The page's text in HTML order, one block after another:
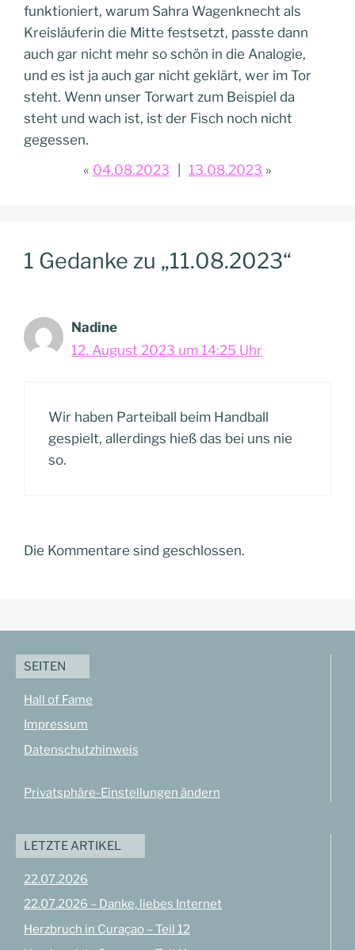
funktioniert, warum Sahra Wagenknecht als
Kreisläuferin die Mitte festsetzt, passte dann
auch gar nicht mehr so schön in die Analogie,
und es ist ja auch gar nicht geklärt, wer im Tor
steht. Wenn unser Torwart zum Beispiel da
steht und wach ist, ist der Fisch noch nicht
gegessen.
04.08.2023
13.08.2023
1 Gedanke zu „11.08.2023“
Nadine
12. August 2023 um 14:25 Uhr
Wir haben Parteiball beim Handball
gespielt, allerdings hieß das bei uns nie
so.
Die Kommentare sind geschlossen.
SEITEN
Hall of Fame
Impressum
Datenschutzhinweis
Privatsphäre-Einstellungen ändern
LETZTE ARTIKEL
22.07.2026
22.07.2026 – Danke, liebes Internet
Herzbruch in Curaçao – Teil 12